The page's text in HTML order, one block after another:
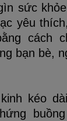
sức
yêu
cách
bạn bè,
kéo